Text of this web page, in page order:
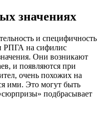
значениях
и специфичность
РПГА на сифилис
Они возникают
и появляются при
очень похожих на
ими. Это могут быть
подбрасывает